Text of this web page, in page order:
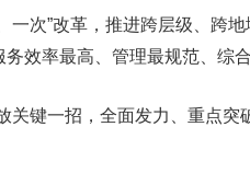
次”改革，推进跨层级、跨地
效率最高、管理最规范、综
键一招，全面发力、重点突